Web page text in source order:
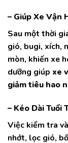
– Giúp Xe Vận
Sau một thời
gió, bugi, xích,
mòn, khiến xe
dưỡng giúp xe
giảm tiêu hao
– Kéo Dài Tuổi
Việc kiểm tra
nhớt, lọc gió,